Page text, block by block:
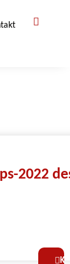
2022